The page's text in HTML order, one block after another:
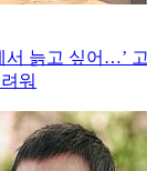
서 늙고 싶어…’
워